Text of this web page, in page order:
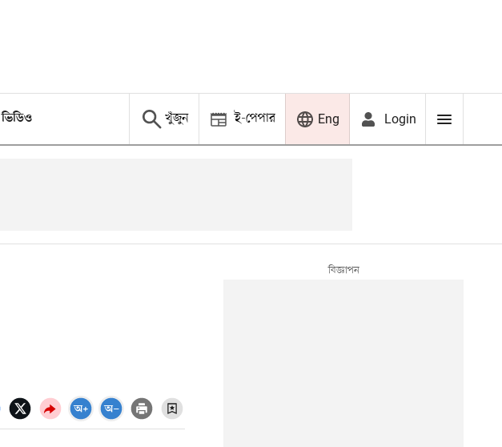
ভিডিও খুঁজুন ই-পেপার Eng Login